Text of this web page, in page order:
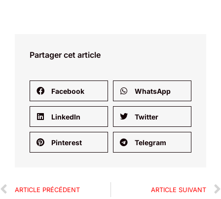
Partager cet article
Facebook WhatsApp
LinkedIn Twitter
Pinterest Telegram
ARTICLE PRÉCÉDENT ARTICLE SUIVANT